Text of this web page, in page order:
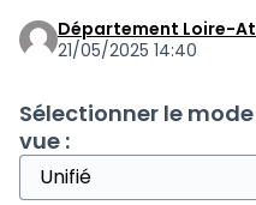
Département Loire-
21/05/2025 14:40
Sélectionner le
vue :